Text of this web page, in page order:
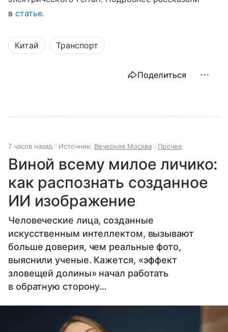
встатье.
Китай Транспорт
Поделиться
7 часов назад Источник: Вечерняя Москва Прочее
Виной всему милое личико:
как распознать созданное
ИИ изображение
Человеческие лица, созданные
искусственным интеллектом, вызывают
больше доверия, чем реальные фото,
выяснили ученые. Кажется, «эффект
зловещей долины» начал работать
в обратную сторону…